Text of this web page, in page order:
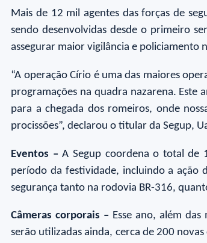
Mais de 12 mil agentes das forças de
sendo desenvolvidas desde o primeiro
assegurar maior vigilância e policiamento
“A operação Círio é uma das maiores
programações na quadra nazarena. Este
para a chegada dos romeiros, onde
procissões”, declarou o titular da Segup,
Eventos – A Segup coordena o total de
período da festividade, incluindo a ação
segurança tanto na rodovia BR-316,
Câmeras corporais – Esse ano, além
serão utilizadas ainda, cerca de 200